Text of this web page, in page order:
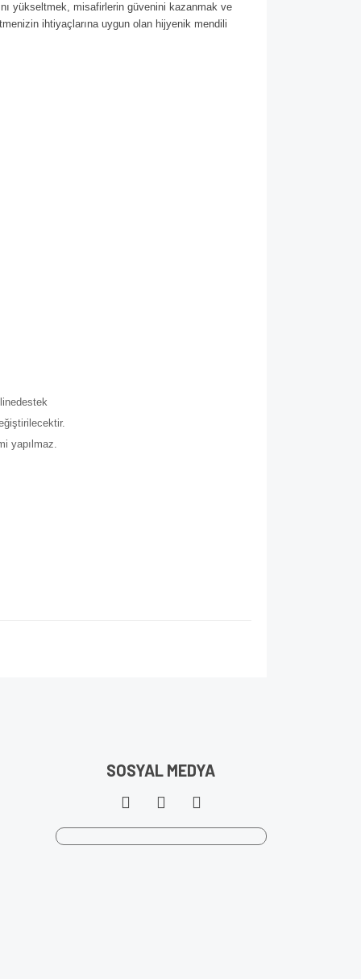
yükseltmek, misafirlerin güvenini kazanmak ve
ihtiyaçlarına uygun olan hijyenik mendili
destek
yapılmaz.
SOSYAL MEDYA